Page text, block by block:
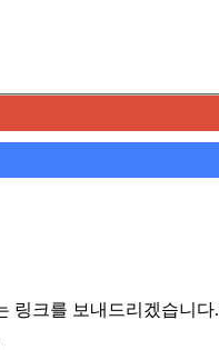
링크를 보내드리겠습니다.